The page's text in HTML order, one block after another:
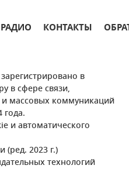
РАДИО КОНТАКТЫ
в
в сфере связи,
массовых коммуникаций
года.
и автоматического
(ред. 2023 г.)
технологий